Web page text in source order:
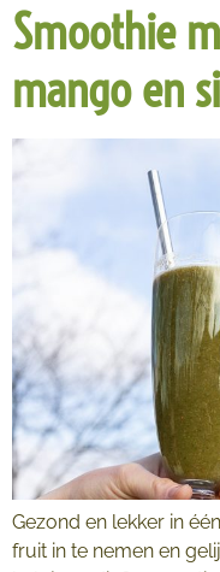
Smoothie
mango en
Gezond en lekker in
fruit in te nemen en